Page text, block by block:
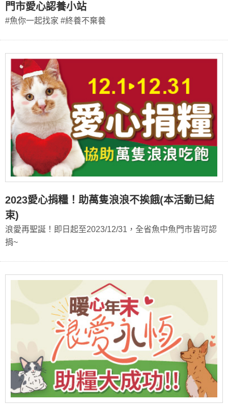
門市愛心認養小站
#魚你一起找家 #終養不棄養
2023愛心捐糧！助萬隻浪浪不挨餓(本活動已結
束)
浪愛再聖誕！即日起至2023/12/31，全省魚中魚門市皆可認
捐~